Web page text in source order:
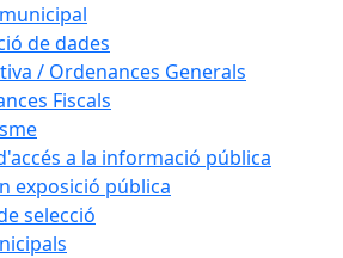
de dades
/ Ordenances Generals
Fiscals
a la informació pública
exposició pública
selecció